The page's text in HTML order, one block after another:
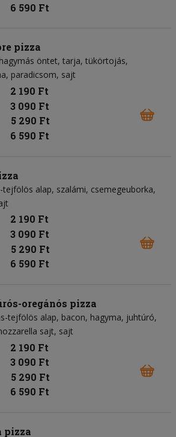
6 590 Ft
pizza
öntet tarja tükörtojás
paradicsom sajt
2 190 Ft
3 090 Ft
5 290 Ft
6 590 Ft
tejfölös alap szalámi csemegeuborka
2 190 Ft
3 090 Ft
5 290 Ft
6 590 Ft
oregánós pizza
tejfölös alap bacon hagyma juhtúró
sajt sajt
2 190 Ft
3 090 Ft
5 290 Ft
6 590 Ft
pizza